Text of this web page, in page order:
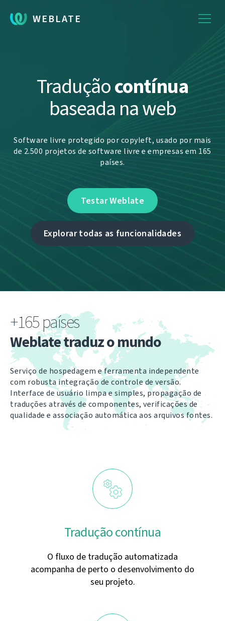
WEBLATE
Traduçãocontínua
baseada na web
Software livre protegido por copyleft, usado por mais
de 2.500 projetos de software livre e empresas em 165
países.
Testar Weblate
Explorar todas as funcionalidades
+165 países
Weblate traduz o mundo
Serviço de hospedagem e ferramenta independente
com robusta integração de controle de versão.
Interface de usuário limpa e simples, propagação de
traduções através de componentes, verificações de
qualidade e associação automática aos arquivos fontes.
Tradução contínua
O fluxo de tradução automatizada
acompanha de perto o desenvolvimento do
seu projeto.